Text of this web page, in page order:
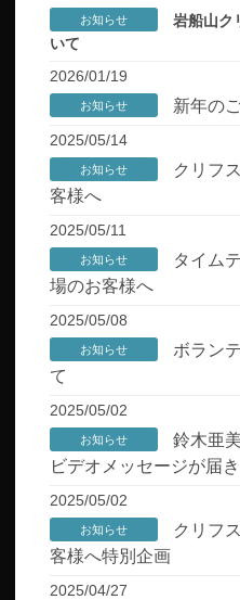
お知らせ
岩船山ク
いて
2026/01/19
お知らせ 新年の
2025/05/14
お知らせ
クリフ
客様へ
2025/05/11
お知らせ
タイム
場のお客様へ
2025/05/08
お知らせ
ボラン
て
2025/05/02
お知らせ
鈴木亜
ビデオメッセージが届き
2025/05/02
お知らせ
クリフ
客様へ特別企画
2025/04/27